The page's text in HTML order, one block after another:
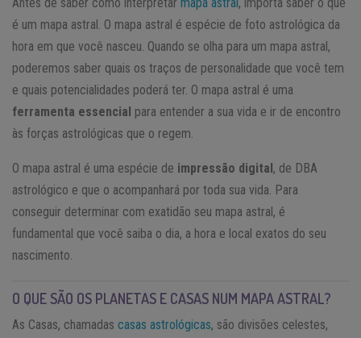
é um mapa astral. O mapa astral é espécie de foto astrológica da
hora em que você nasceu. Quando se olha para um mapa astral,
poderemos saber quais os traços de personalidade que você tem
e quais potencialidades poderá ter. O mapa astral é uma
ferramenta essencial para entender a sua vida e ir de encontro
às forças astrológicas que o regem.
O mapa astral é uma espécie de impressão digital, de DBA
astrológico e que o acompanhará por toda sua vida. Para
conseguir determinar com exatidão seu mapa astral, é
fundamental que você saiba o dia, a hora e local exatos do seu
nascimento.
O QUE SÃO OS PLANETAS E CASAS NUM MAPA ASTRAL?
As Casas, chamadas casas astrológicas, são divisões celestes,